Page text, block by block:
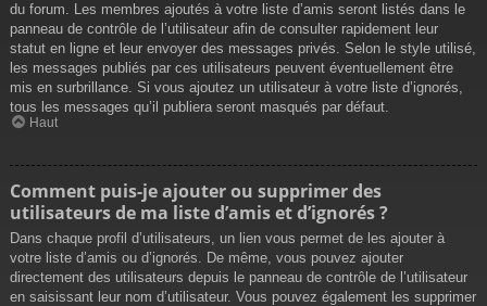
du forum. Les membres ajoutés à votre liste d’amis seront listés dans le
panneau de contrôle de l’utilisateur afin de consulter rapidement leur
statut en ligne et leur envoyer des messages privés. Selon le style utilisé,
les messages publiés par ces utilisateurs peuvent éventuellement être
mis en surbrillance. Si vous ajoutez un utilisateur à votre liste d’ignorés,
tous les messages qu’il publiera seront masqués par défaut.
Haut
Comment puis-je ajouter ou supprimer des
utilisateurs de ma liste d’amis et d’ignorés ?
Dans chaque profil d’utilisateurs, un lien vous permet de les ajouter à
votre liste d’amis ou d’ignorés. De même, vous pouvez ajouter
directement des utilisateurs depuis le panneau de contrôle de l’utilisateur
en saisissant leur nom d’utilisateur. Vous pouvez également les supprimer